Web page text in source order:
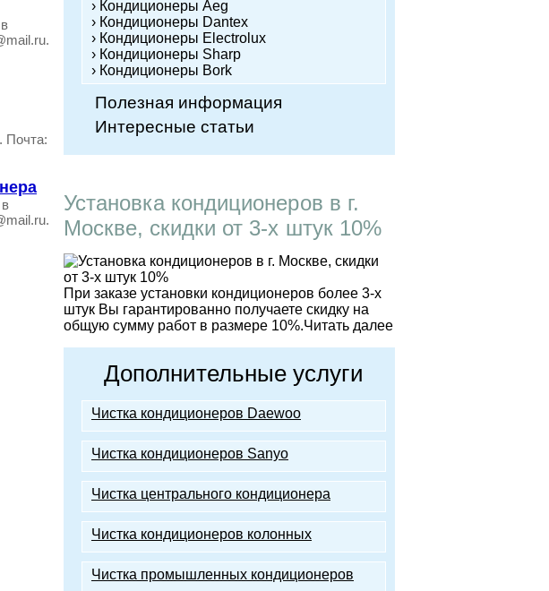
Почта:
› Кондиционеры Аeg
› Кондиционеры Dantex
› Кондиционеры Еlectrolux
› Кондиционеры Sharp
› Кондиционеры Bork
Полезная информация
Интересные статьи
Установка кондиционеров в г.
Москве, скидки от 3-х штук 10%
При заказе установки кондиционеров более 3-х
штук Вы гарантированно получаете скидку на
общую сумму работ в размере 10%.Читать далее
Дополнительные услуги
Чистка кондиционеров Daewoo
Чистка кондиционеров Sanyo
Чистка центрального кондиционера
Чистка кондиционеров колонных
Чистка промышленных кондиционеров